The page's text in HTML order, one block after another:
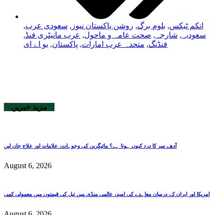
انکم ٹیکس, بلوم برگ, روشن پاکستان نیوز , سعودی عرب,
سعودیہ , شارجہ , صحت عامہ و ماحول, عرب مانیٹری فنڈ,
فنڈنگ, متحدہ عرب امارات, پاکستان, یو اے ای
مزید خبریں
آدھے سر کا درد کیوں ہوتا ہے؟ مائیگرین کی وجوہات، علامات اور علاج جان لیں
August 6, 2026
امریکا اور ایران کے درمیان معاہدے کی امید، عالمی منڈی میں تیل کی قیمتوں میں معمولی کمی